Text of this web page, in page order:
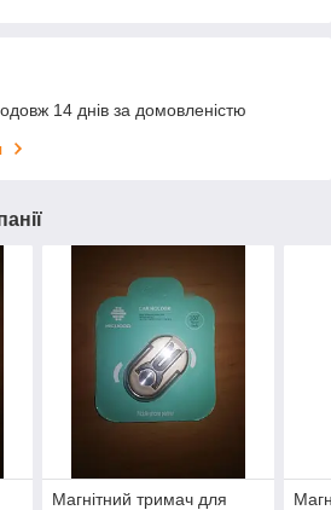
14 днів за домовленістю
Магнітний тримач для